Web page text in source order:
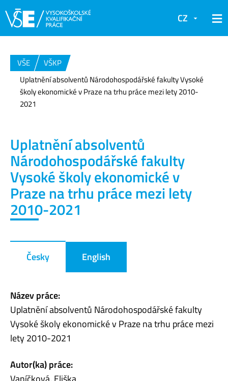
CZ
VŠE
VŠKP
Uplatnění absolventů Národohospodářské fakulty Vysoké
školy ekonomické v Praze na trhu práce mezi lety 2010-
2021
Uplatnění absolventů
Národohospodářské fakulty
Vysoké školy ekonomické v
Praze na trhu práce mezi lety
2010-2021
Česky English
Název práce:
Uplatnění absolventů Národohospodářské fakulty
Vysoké školy ekonomické v Praze na trhu práce mezi
lety 2010-2021
Autor(ka) práce: